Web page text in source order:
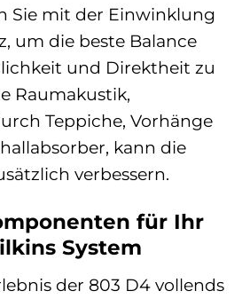
Sie mit der Einwinklung
um die beste Balance
und Direktheit zu
Raumakustik,
Teppiche, Vorhänge
kann die
verbessern.
für Ihr
System
der 803 D4 vollends